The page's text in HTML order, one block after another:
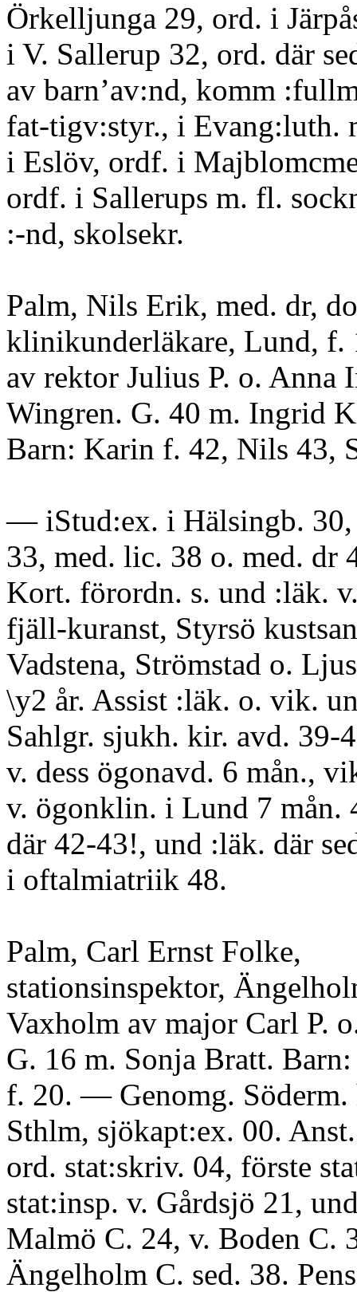
Örkelljunga 29, ord. i
i V. Sallerup 32, ord. där
av barn’av:nd, komm
fat-tigv:styr., i Evang:luth.
i Eslöv, ordf. i
ordf. i Sallerups m. fl.
:-nd, skolsekr.
Palm, Nils Erik, med. dr,
klinikunderläkare, Lund, f.
av rektor Julius P. o. Anna
Wingren. G. 40 m. Ingrid
Barn: Karin f. 42, Nils 43,
— iStud:ex. i Hälsingb. 30,
33, med. lic. 38 o. med. dr
Kort. förordn. s. und :läk.
fjäll-kuranst, Styrsö
Vadstena, Strömstad o.
\y2 år. Assist :läk. o. vik.
Sahlgr. sjukh. kir. avd. 39-
v. dess ögonavd. 6 mån.,
v. ögonklin. i Lund 7 mån.
där 42-43!, und :läk. där
i oftalmiatriik 48.
Palm, Carl Ernst Folke,
stationsinspektor,
Vaxholm av major Carl P.
G. 16 m. Sonja Bratt.
f. 20. — Genomg. Söderm.
Sthlm, sjökapt:ex. 00.
ord. stat:skriv. 04, förste
stat:insp. v. Gårdsjö 21,
Malmö C. 24, v. Boden C.
Ängelholm C. sed. 38.